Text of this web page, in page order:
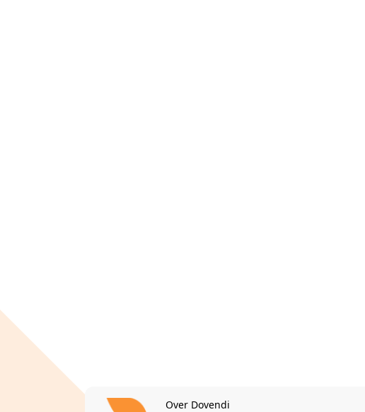
Over Dovendi